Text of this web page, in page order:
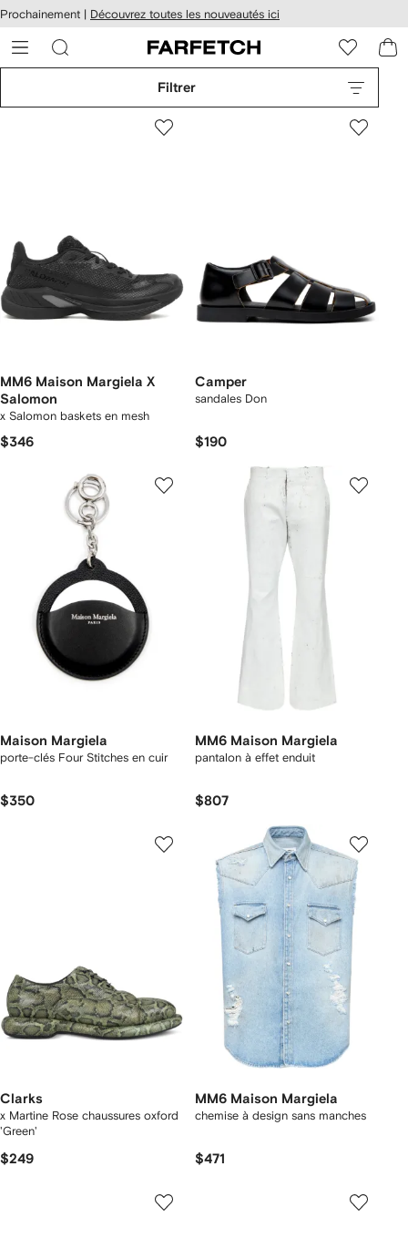
au
principal
Prochainement | Découvrez toutes les nouveautés ici
Filtrer
MM6 Maison Margiela X
Salomon
x Salomon baskets en mesh
$346
Camper
sandales Don
$190
Maison Margiela
porte-clés Four Stitches en cuir
$350
MM6 Maison Margiela
pantalon à effet enduit
$807
Clarks
x Martine Rose chaussures oxford
'Green'
$249
MM6 Maison Margiela
chemise à design sans manches
$471